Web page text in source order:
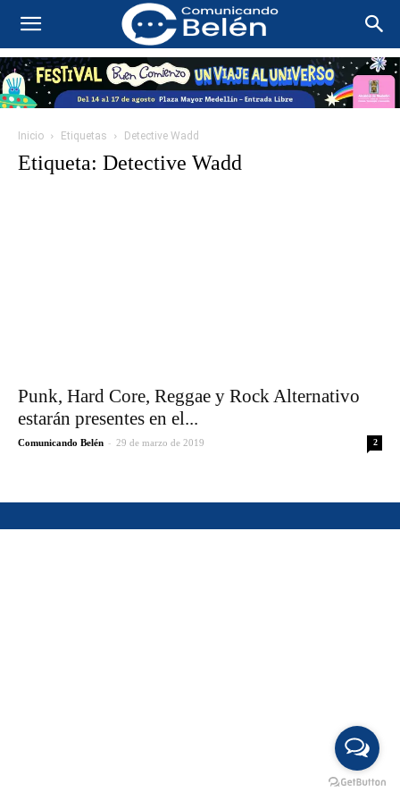
Inicio Etiquetas Detective Wadd
Etiqueta: Detective Wadd
Punk, Hard Core, Reggae y Rock Alternativo
estarán presentes en el...
Comunicando Belén - 29 de marzo de 2019 2